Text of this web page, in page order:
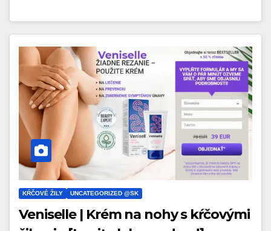
KŔČOVÉ ŽILY UNCATEGORIZED @SK
Veniselle | Krém na nohy s kŕčovými